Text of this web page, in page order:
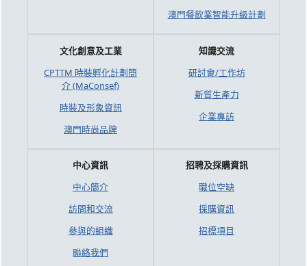
澳門餐飲業智能升級計劃
文化創意及工業
CPTTM 時裝孵化計劃簡
介 (MaConsef)
時裝及形象資訊
澳門時尚品牌
知識交流
研討會/工作坊
新質生產力
企業專訪
中心資訊
中心簡介
訪問和交流
參與的組織
聯絡我們
招聘及採購資訊
職位空缺
採購資訊
招標項目